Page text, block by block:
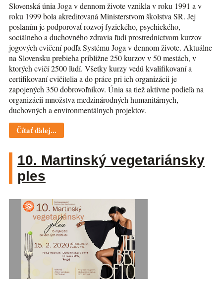
Slovenská únia Joga v dennom živote vznikla v roku 1991 a v
roku 1999 bola akreditovaná Ministerstvom školstva SR. Jej
poslaním je podporovať rozvoj fyzického, psychického,
sociálneho a duchovného zdravia ľudí prostredníctvom kurzov
jogových cvičení podľa Systému Joga v dennom živote. Aktuálne
na Slovensku prebieha približne 250 kurzov v 50 mestách, v
ktorých cvičí 2500 ľudí. Všetky kurzy vedú kvalifikovaní a
certifikovaní cvičitelia a do práce pri ich organizácii je
zapojených 350 dobrovoľníkov. Únia sa tiež aktívne podieľa na
organizácii množstva medzinárodných humanitárnych,
duchovných a environmentálnych projektov.
Čítať ďalej...
10. Martinský vegetariánsky
ples